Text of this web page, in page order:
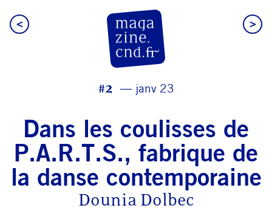
< >
#2 janv 23
Dans les coulisses de
P.A.R.T.S., fabrique de
la danse contemporaine
Dounia Dolbec